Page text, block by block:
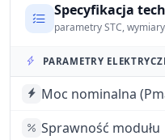
Specyfikacja
parametry STC,
PARAMETRY
Moc nominalna
Sprawność modułu